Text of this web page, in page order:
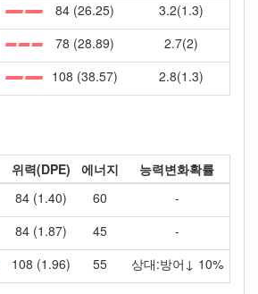
84 (26.25)
3.2(1.3)
78 (28.89)
2.7(2)
108 (38.57) 2.8(1.3)
위력(DPE) 에너지
능력변화확률
84 (1.40) 60
-
84 (1.87) 45
-
108 (1.96) 55 상대:방어↓ 10%